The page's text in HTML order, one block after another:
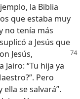
la Biblia
que estaba muy
no tenía más
a Jesús que
Jesús,
“Tu hija ya
Pero
ella se salvará”.